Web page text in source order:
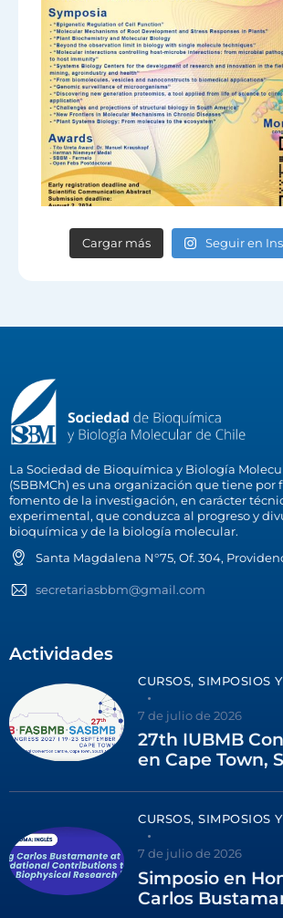
Cargar más Seguir en
La Sociedad de Bioquímica y Biología
(SBBMCh) es una organización que tiene por
fomento de la investigación, en carácter
experimental, que conduzca al progreso y
bioquímica y de la biología molecular.
Santa Magdalena N°75, Of. 304,
secretariasbbm@gmail.com
Actividades
CURSOS, SIMPOSIOS
7 de julio de 2026
27th IUBMB
en Cape Town,
CURSOS, SIMPOSIOS
7 de julio de 2026
Simposio en
Carlos